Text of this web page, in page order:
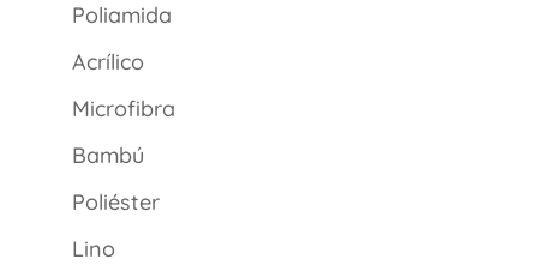
Poliamida
Acrílico
Microfibra
Bambú
Poliéster
Lino